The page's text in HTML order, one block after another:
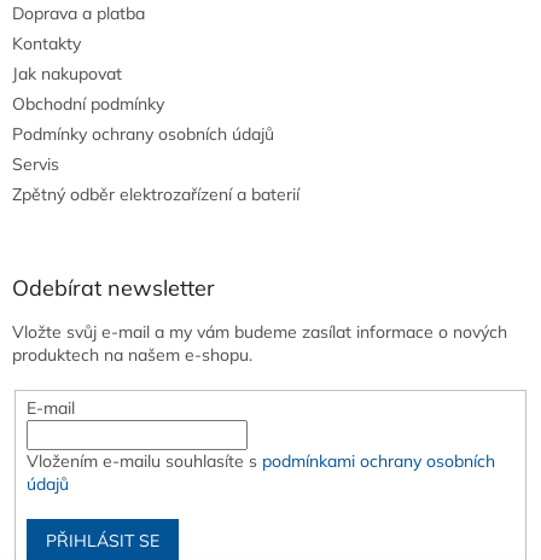
Doprava a platba
Kontakty
Jak nakupovat
Obchodní podmínky
Podmínky ochrany osobních údajů
Servis
Zpětný odběr elektrozařízení a baterií
Odebírat newsletter
Vložte svůj e-mail a my vám budeme zasílat informace o nových
produktech na našem e-shopu.
E-mail
Vložením e-mailu souhlasíte s podmínkami ochrany osobních
údajů
PŘIHLÁSIT SE